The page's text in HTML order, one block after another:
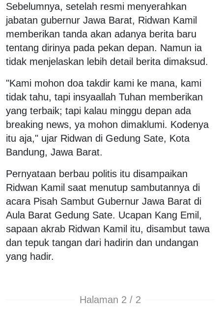
Sebelumnya, setelah resmi menyerahkan
jabatan gubernur Jawa Barat, Ridwan Kamil
memberikan tanda akan adanya berita baru
tentang dirinya pada pekan depan. Namun ia
tidak menjelaskan lebih detail berita dimaksud.
"Kami mohon doa takdir kami ke mana, kami
tidak tahu, tapi insyaallah Tuhan memberikan
yang terbaik; tapi kalau minggu depan ada
breaking news, ya mohon dimaklumi. Kodenya
itu aja," ujar Ridwan di Gedung Sate, Kota
Bandung, Jawa Barat.
Pernyataan berbau politis itu disampaikan
Ridwan Kamil saat menutup sambutannya di
acara Pisah Sambut Gubernur Jawa Barat di
Aula Barat Gedung Sate. Ucapan Kang Emil,
sapaan akrab Ridwan Kamil itu, disambut tawa
dan tepuk tangan dari hadirin dan undangan
yang hadir.
Halaman 2 / 2